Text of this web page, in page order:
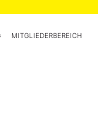
MITGLIEDERBEREICH